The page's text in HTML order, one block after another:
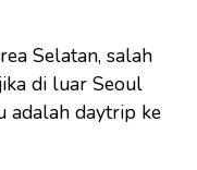
Selatan, salah
di luar Seoul
adalah daytrip ke